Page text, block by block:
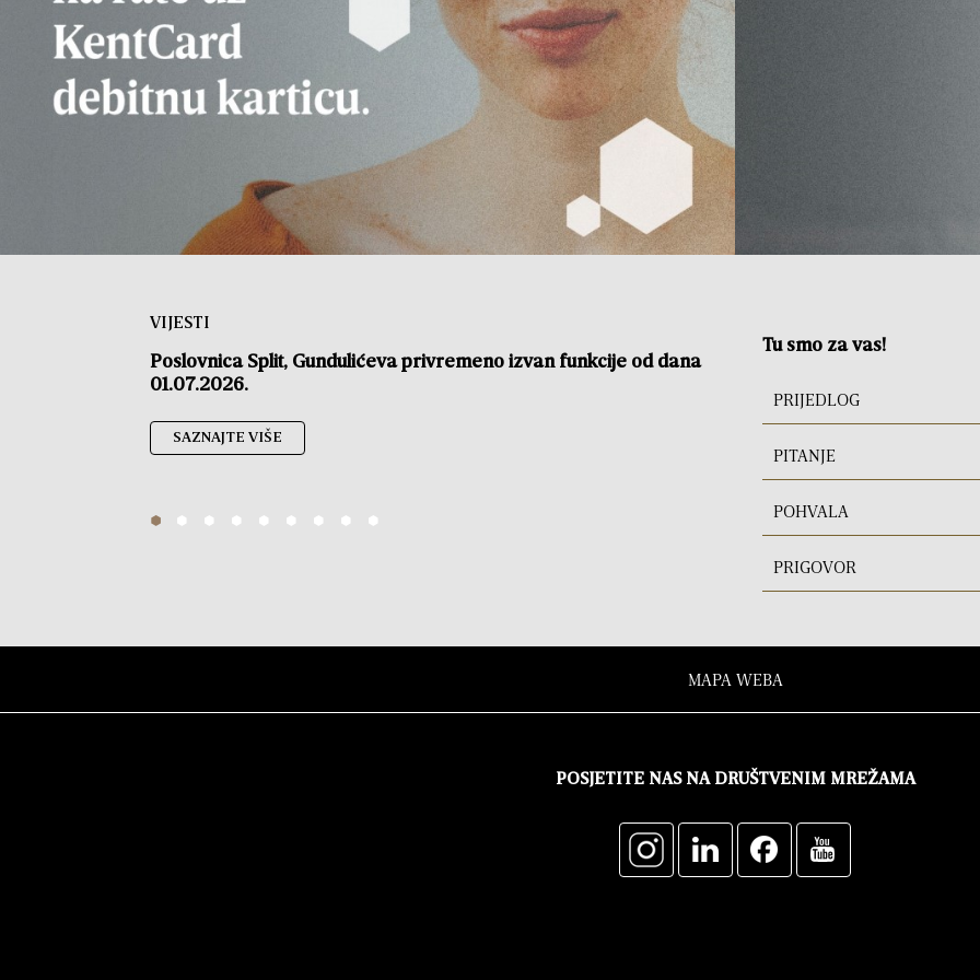
VIJESTI
Poslovnica Split, Gundulićeva privremeno izvan funkcije od dana
01.07.2026.
SAZNAJTE VIŠE
Tu smo za vas!
PRIJEDLOG
PITANJE
POHVALA
PRIGOVOR
MAPA WEBA
POSJETITE NAS NA DRUŠTVENIM MREŽAMA